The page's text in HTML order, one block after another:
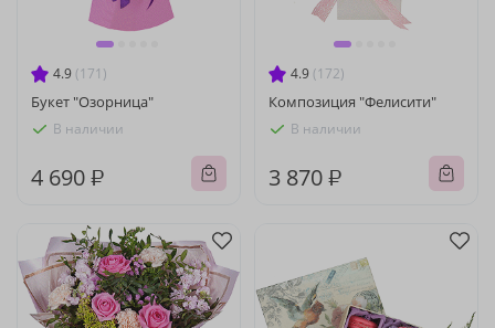
4.9 (171)
Букет "Озорница"
В наличии
4 690 ₽
4.9 (172)
Композиция "Фелисити"
В наличии
3 870 ₽